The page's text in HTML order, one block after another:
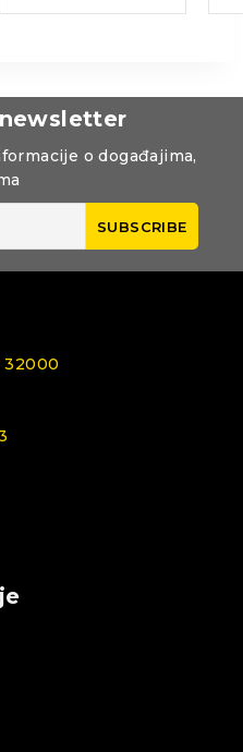
o događajima,
32000